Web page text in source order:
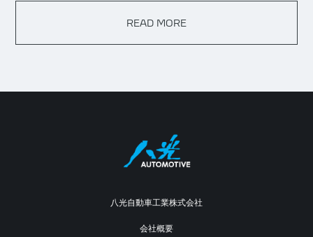
READ MORE
八光自動車工業株式会社
会社概要